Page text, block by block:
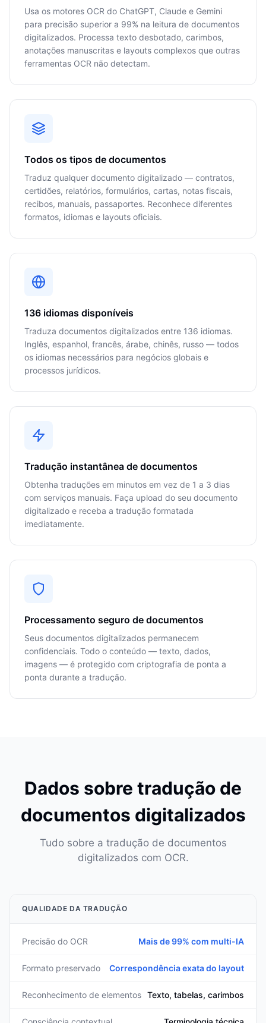
Usa os motores OCR do ChatGPT, Claude e Gemini
para precisão superior a 99% na leitura de documentos
digitalizados. Processa texto desbotado, carimbos,
anotações manuscritas e layouts complexos que outras
ferramentas OCR não detectam.
Todos os tipos de documentos
Traduz qualquer documento digitalizado — contratos,
certidões, relatórios, formulários, cartas, notas fiscais,
recibos, manuais, passaportes. Reconhece diferentes
formatos, idiomas e layouts oficiais.
136 idiomas disponíveis
Traduza documentos digitalizados entre 136 idiomas.
Inglês, espanhol, francês, árabe, chinês, russo — todos
os idiomas necessários para negócios globais e
processos jurídicos.
Tradução instantânea de documentos
Obtenha traduções em minutos em vez de 1 a 3 dias
com serviços manuais. Faça upload do seu documento
digitalizado e receba a tradução formatada
imediatamente.
Processamento seguro de documentos
Seus documentos digitalizados permanecem
confidenciais. Todo o conteúdo — texto, dados,
imagens — é protegido com criptografia de ponta a
ponta durante a tradução.
Dados sobre tradução de
documentos digitalizados
Tudo sobre a tradução de documentos
digitalizados com OCR.
QUALIDADE DA TRADUÇÃO
Precisão do OCR Mais de 99% com multi-IA
Formato preservado Correspondência exata do layout
Reconhecimento de elementos Texto, tabelas, carimbos